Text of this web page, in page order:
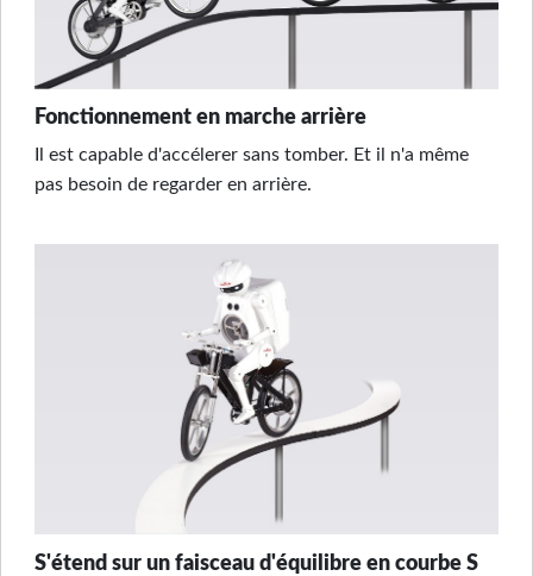
Fonctionnement en marche arrière
Il est capable d'accélerer sans tomber. Et il n'a même
pas besoin de regarder en arrière.
S'étend sur un faisceau d'équilibre en courbe S